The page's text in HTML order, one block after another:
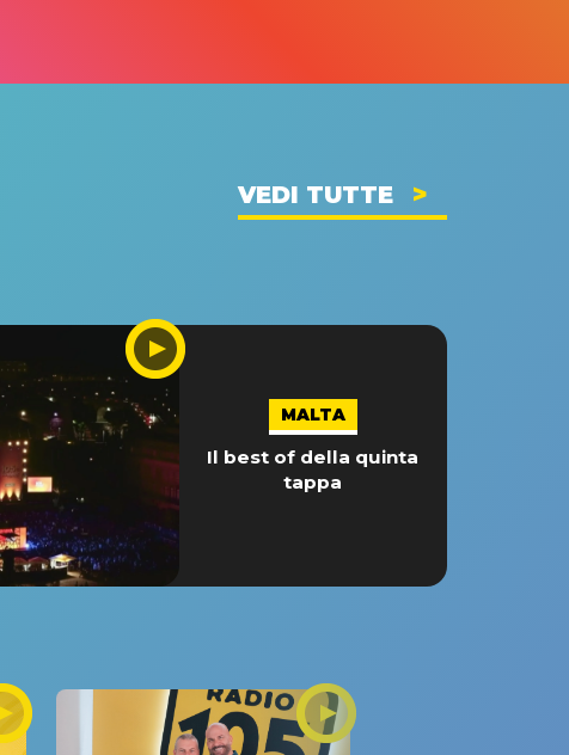
VEDI TUTTE
MALTA
Il best of della quinta
tappa